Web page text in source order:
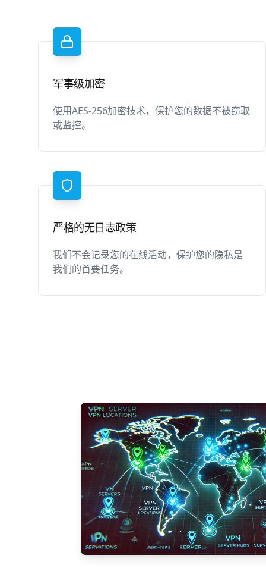
军事级加密
使用AES-256加密技术，保护您的数据不被窃取
或监控。
严格的无日志政策
我们不会记录您的在线活动，保护您的隐私是
我们的首要任务。